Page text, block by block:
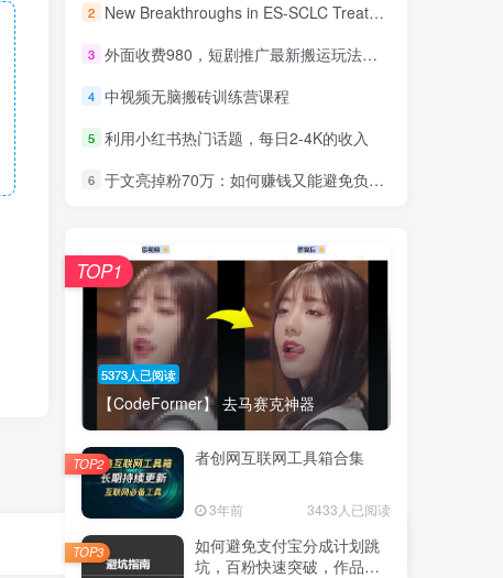
2 New Breakthroughs in ES-SCLC Treatment: A Multi-Perspective Insight
3 外面收费980，短剧推广最新搬运玩法，几分钟一个作品，日入1000
4 中视频无脑搬砖训练营课程
5 利用小红书热门话题，每日2-4K的收入
6 于文亮掉粉70万：如何赚钱又能避免负面口诛笔伐？
5373人已阅读
【CodeFormer】 去马赛克神器
TOP1
者创网互联网工具箱合集
3年前 3433人已阅读
TOP2
如何避免支付宝分成计划跳
坑，百粉快速突破，作品要
TOP3